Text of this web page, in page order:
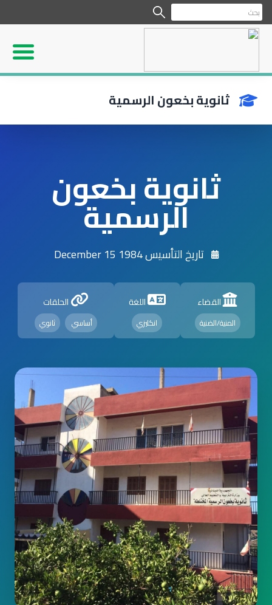
ثانوية بخعون الرسمية
ثانوية بخعون
الرسمية
تاريخ التأسيس 1984 December 15
القضاء
المنية/الضنية
اللغة
انكليزي
الحلقات
أساسي ثانوي